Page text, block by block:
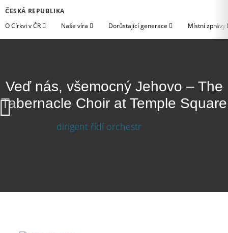
ČESKÁ REPUBLIKA
O Církvi v ČR
Naše víra Dorůstající generace Místní zprávy
Veď nás, všemocný Jehovo – The
Tabernacle Choir at Temple Square